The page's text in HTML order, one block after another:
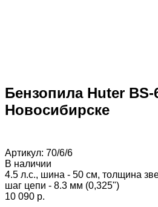
Бензопила Huter BS-
Новосибирске
Артикул: 70/6/6
В наличии
4.5 л.с., шина - 50 см, толщина
шаг цепи - 8.3 мм (0,325")
10 090 p.